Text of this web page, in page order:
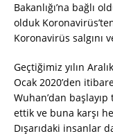
Bakanlığı’na bağlı
olduk
Koronavirüs salgını
Geçtiğimiz yılın
Ocak 2020’den
Wuhan’dan
ettik ve buna karşı
Dışarıdaki insanlar